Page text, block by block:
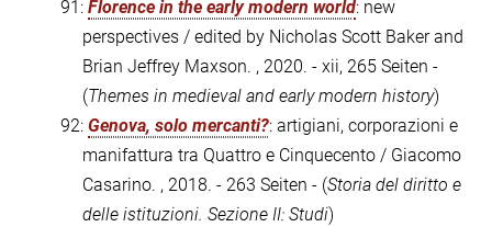
91: Florence in the early modern world: new
perspectives / edited by Nicholas Scott Baker and
Brian Jeffrey Maxson. , 2020. - xii, 265 Seiten -
(Themes in medieval and early modern history)
92: Genova, solo mercanti?: artigiani, corporazioni e
manifattura tra Quattro e Cinquecento / Giacomo
Casarino. , 2018. - 263 Seiten - (Storia del diritto e
delle istituzioni. Sezione II: Studi)